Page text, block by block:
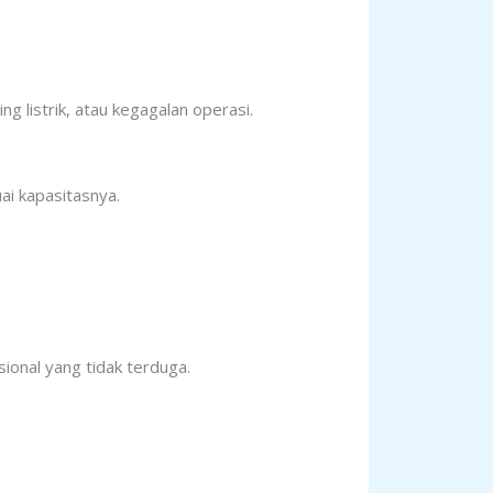
listrik, atau kegagalan operasi.
kapasitasnya.
yang tidak terduga.